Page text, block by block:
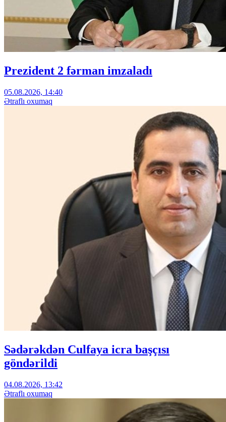
Prezident 2 fərman imzaladı
05.08.2026, 14:40
Ətraflı oxumaq
Sədərəkdən Culfaya icra başçısı
göndərildi
04.08.2026, 13:42
Ətraflı oxumaq